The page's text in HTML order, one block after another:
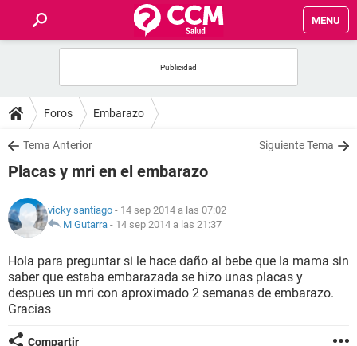
MENU
FOROS
SALUD
NUTRICIÓN
BIENESTAR
SEXUALIDAD
Foros Embarazo
Tema Anterior Siguiente Tema
Placas y mri en el embarazo
vicky santiago - 14 sep 2014 a las 07:02
M Gutarra - 14 sep 2014 a las 21:37
Hola para preguntar si le hace daño al bebe que la mama sin
saber que estaba embarazada se hizo unas placas y
despues un mri con aproximado 2 semanas de embarazo.
Gracias
Compartir